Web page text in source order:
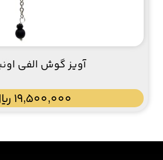
آویز گوش الفی
19,500,000